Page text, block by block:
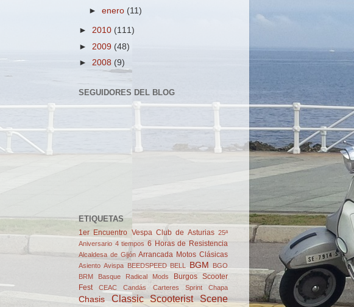
►enero (11)
► 2010 (111)
► 2009 (48)
► 2008 (9)
SEGUIDORES DEL BLOG
ETIQUETAS
1er Encuentro Vespa Club de Asturias 25ª
Aniversario 4 tiempos 6 Horas de Resistencia
Alcaldesa de Gijón Arrancada Motos Clásicas
Asiento Avispa BEEDSPEED BELL BGM
BGO
BRM
Basque Radical Mods
Burgos Scooter
Fest
CEAC Candás Carteres Sprint Chapa
Chasis Classic Scooterist Scene